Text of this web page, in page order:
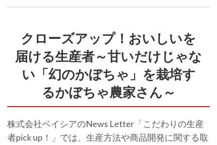
クローズアップ！おいしいを
届ける生産者～甘いだけじゃな
い「幻のかぼちゃ」を栽培す
るかぼちゃ農家さん～
株式会社ベイシアのNews Letter「こだわりの生産
者pick up！」では、生産方法や商品開発に関する取